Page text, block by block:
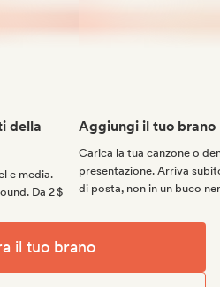
della
e media.
Da 2 $
Aggiungi il tuo brano
Carica la tua canzone o
presentazione. Arriva
di posta, non in un buco
il tuo brano